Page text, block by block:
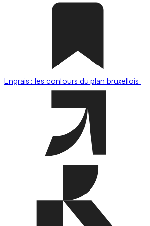
Engrais : les contours du plan bruxellois